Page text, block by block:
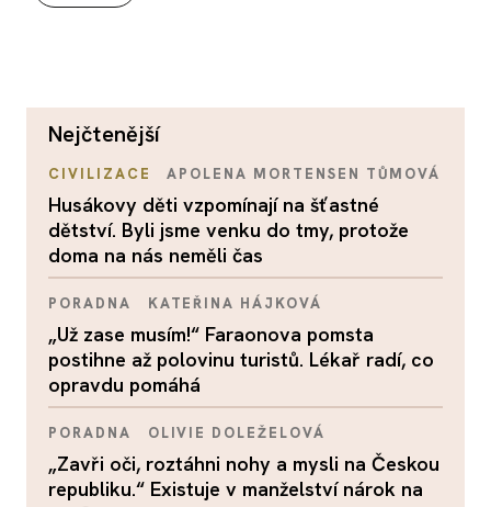
nejčtenější
CIVILIZACE APOLENA MORTENSEN TŮMOVÁ
Husákovy děti vzpomínají na šťastné
dětství. Byli jsme venku do tmy, protože
doma na nás neměli čas
PORADNA KATEŘINA HÁJKOVÁ
„Už zase musím!“ Faraonova pomsta
postihne až polovinu turistů. Lékař radí, co
opravdu pomáhá
PORADNA OLIVIE DOLEŽELOVÁ
„Zavři oči, roztáhni nohy a mysli na Českou
republiku.“ Existuje v manželství nárok na